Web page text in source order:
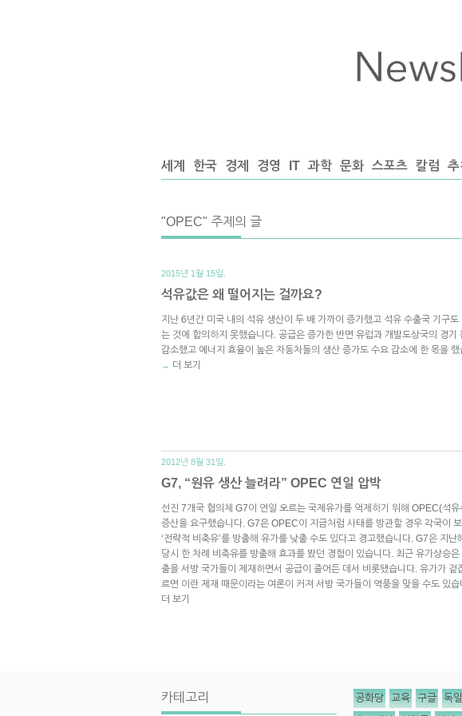
세계 한국 경제 경영 IT 과학 문화 스포츠 칼럼 추
"OPEC" 주제의 글
2015년 1월 15일.
석유값은 왜 떨어지는 걸까요?
지난 6년간 미국 내의 석유 생산이 두 배 가까이 증가했고 석유 수출국 기구도
는 것에 합의하지 못했습니다. 공급은 증가한 반면 유럽과 개발도상국의 경기
감소했고 에너지 효율이 높은 자동차들의 생산 증가도 수요 감소에 한 몫을 했
→ 더 보기
2012년 8월 31일.
G7, “원유 생산 늘려라” OPEC 연일 압박
선진 7개국 협의체 G7이 연일 오르는 국제유가를 억제하기 위해 OPEC(석유
증산을 요구했습니다. G7은 OPEC이 지금처럼 사태를 방관할 경우 각국이
‘전략적 비축유’를 방출해 유가를 낮출 수도 있다고 경고했습니다. G7은 지난
당시 한 차례 비축유를 방출해 효과를 봤던 경험이 있습니다. 최근 유가상승
출을 서방 국가들이 제재하면서 공급이 줄어든 데서 비롯됐습니다. 유가가 겉
르면 이란 제재 때문이라는 여론이 커져 서방 국가들이 역풍을 맞을 수도 있
더 보기
카테고리 공화당 교육 구글 독일